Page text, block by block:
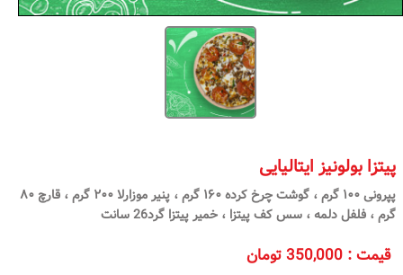
پیتزا بولونیز ایتالیایی
پپرونی ۱۰۰ گرم ، گوشت چرخ کرده ۱۶۰ گرم ، پنیر موزارلا ۲۰۰ گرم ، قارچ ۸۰
گرم ، فلفل دلمه ، سس کف پیتزا ، خمیر پیتزا گرد26 سانت
قیمت: 350,000 تومان